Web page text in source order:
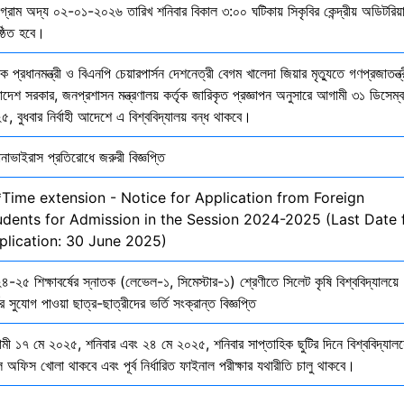
অদ্য ০২-০১-২০২৬ তারিখ শনিবার বিকাল ৩:০০ ঘটিকায় সিকৃবির কেন্দ্রীয়
হবে।
প্রধানমন্ত্রী ও বিএনপি চেয়ারপার্সন দেশনেত্রী বেগম খালেদা জিয়ার মৃত্যুতে
সরকার, জনপ্রশাসন মন্ত্রণালয় কর্তৃক জারিকৃত প্রজ্ঞাপন অনুসারে আগামী ৩১
বুধবার নির্বাহী আদেশে এ বিশ্ববিদ্যালয় বন্ধ থাকবে।
প্রতিরোধে জরুরী বিজ্ঞপ্তি
extension - Notice for Application from Foreign
for Admission in the Session 2024-2025 (Last Date
30 June 2025)
২৫ শিক্ষাবর্ষের স্নাতক (লেভেল-১, সিমেস্টার-১) শ্রেণীতে সিলেট কৃষি বিশ্ববিদ্যালয়ে
সুযোগ পাওয়া ছাত্র-ছাত্রীদের ভর্তি সংক্রান্ত বিজ্ঞপ্তি
১৭ মে ২০২৫, শনিবার এবং ২৪ মে ২০২৫, শনিবার সাপ্তাহিক ছুটির দিনে
খোলা থাকবে এবং পূর্ব নির্ধারিত ফাইনাল পরীক্ষার যথারীতি চালু থাকবে।